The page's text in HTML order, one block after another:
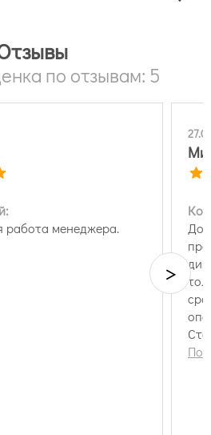
по отзывам: 5
работа менеджера.
>